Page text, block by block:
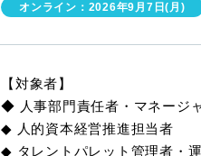
オンライン：2026年9月7日(月)
【対象者】
◆ 人事部門責任者・マネージ
◆ 人的資本経営推進担当者
◆ タレントパレット管理者・